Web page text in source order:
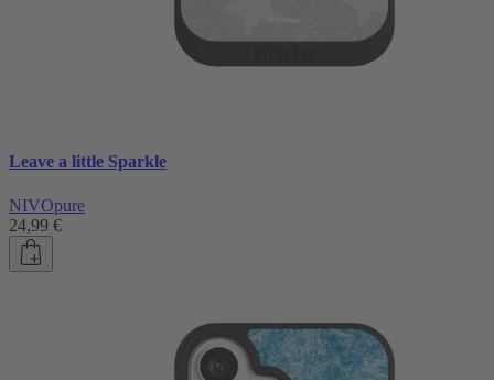
Leave a little Sparkle
NIVOpure
24,99 €